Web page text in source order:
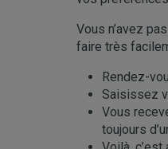
Vous n’avez
faire très
Rendez-
Saisissez
Vous
toujours